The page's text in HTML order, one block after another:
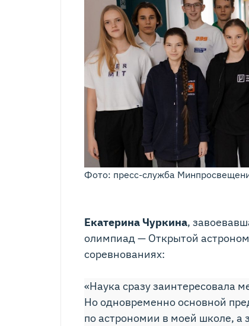
Фото: пресс-служба
Екатерина Чуркина,
олимпиад — Открытой
соревнованиях:
«Наука сразу заинтересовала
Но одновременно основной
по астрономии в моей школе, а